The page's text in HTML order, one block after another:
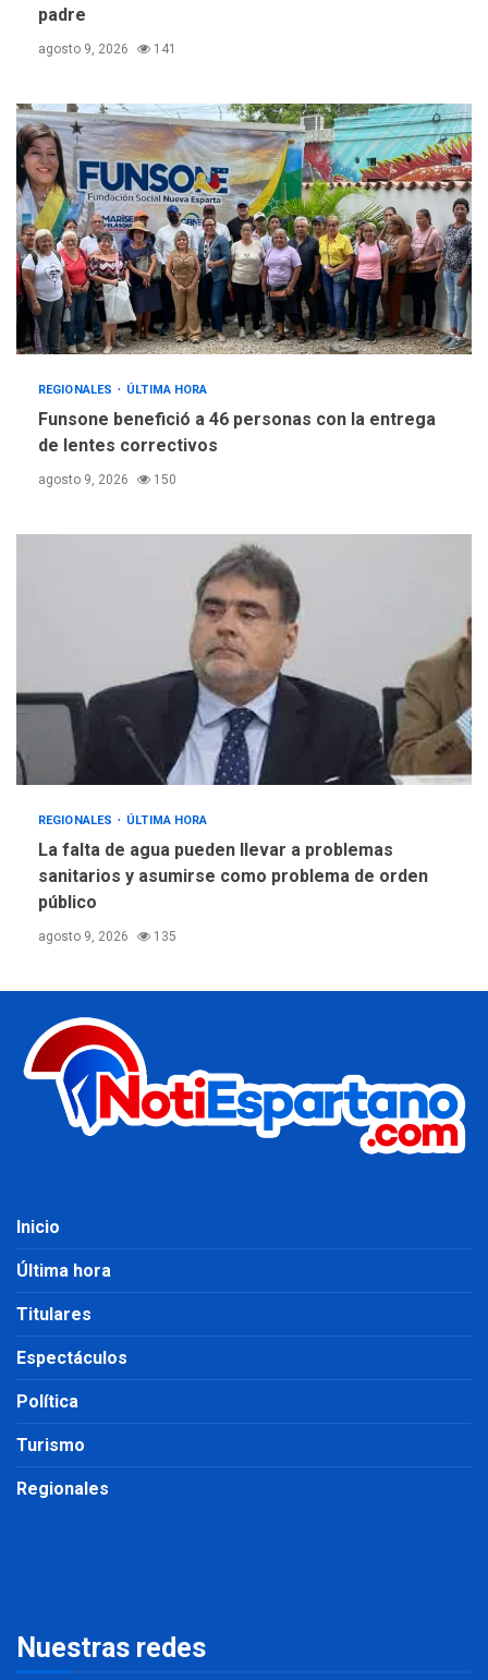
padre
agosto 9, 2026 141
REGIONALES ÚLTIMA HORA
Funsone benefició a 46 personas con la entrega
de lentes correctivos
agosto 9, 2026 150
REGIONALES ÚLTIMA HORA
La falta de agua pueden llevar a problemas
sanitarios y asumirse como problema de orden
público
agosto 9, 2026 135
Inicio
Última hora
Titulares
Espectáculos
Política
Turismo
Regionales
Nuestras redes